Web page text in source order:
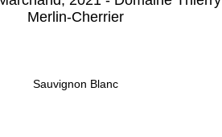
Merlin-Cherrier
Sauvignon Blanc